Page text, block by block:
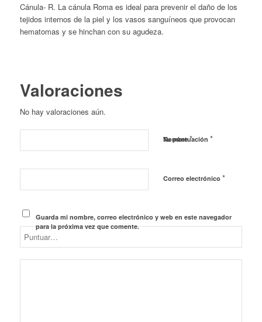
Cánula- R. La cánula Roma es ideal para prevenir el daño de los
tejidos internos de la piel y los vasos sanguíneos que provocan
hematomas y se hinchan con su agudeza.
Valoraciones
No hay valoraciones aún.
Nombre*
Correo electrónico *
Guarda mi nombre, correo electrónico y web en este navegador
para la próxima vez que comente.
Tu puntuación *